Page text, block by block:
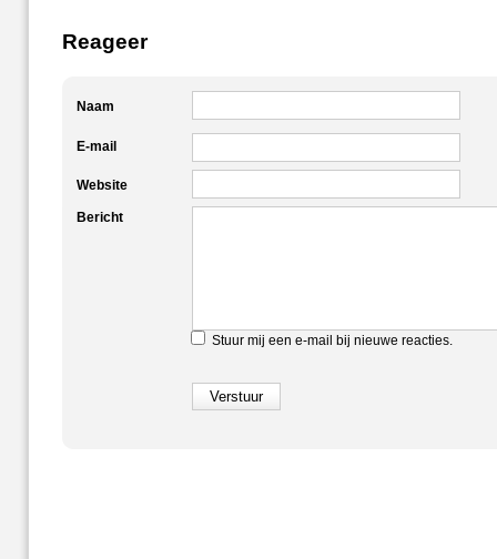
Reageer
Naam
E-mail
Website
Bericht
Stuur mij een e-mail bij nieuwe reacties.